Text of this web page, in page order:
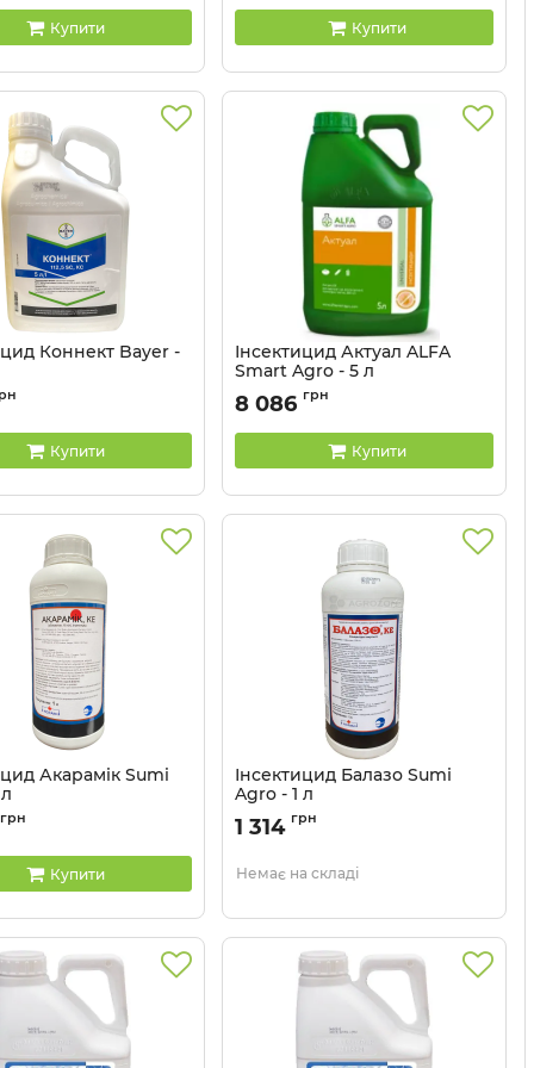
Купити Купити
Коннект Bayer -
130607
Купити
Інсектицид Актуал ALFA
Smart Agro - 5 л
Артикул: 130202
8 086 грн
Купити
Акарамік Sumi
1302201
грн
Купити
Інсектицид Балазо Sumі
Agro - 1 л
Артикул: 1302203
1 314 грн
Немає на складі